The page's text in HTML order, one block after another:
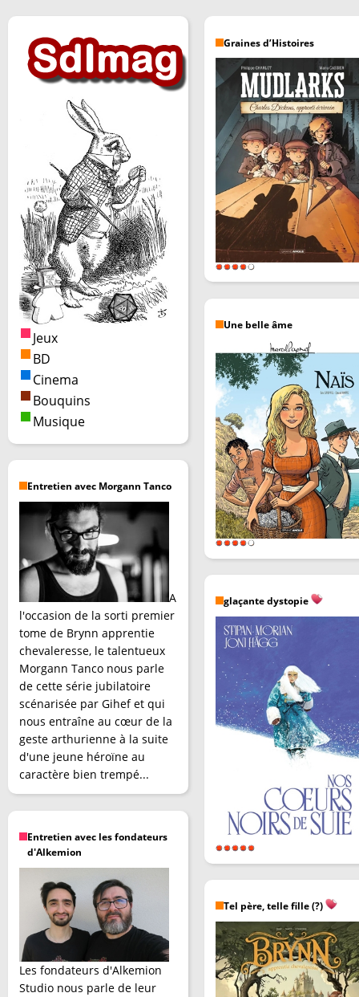
Jeux
BD
Cinema
Bouquins
Musique
Entretien avec Morgann Tanco
A
l'occasion de la sorti premier
tome de Brynn apprentie
chevaleresse, le talentueux
Morgann Tanco nous parle
de cette série jubilatoire
scénarisée par Gihef et qui
nous entraîne au cœur de la
geste arthurienne à la suite
d'une jeune héroïne au
caractère bien trempé...
Entretien avec les fondateurs
d'Alkemion
Les fondateurs d'Alkemion
Studio nous parle de leur
Graines d’Histoires
Une belle âme
glaçante dystopie
Tel père, telle fille (?)